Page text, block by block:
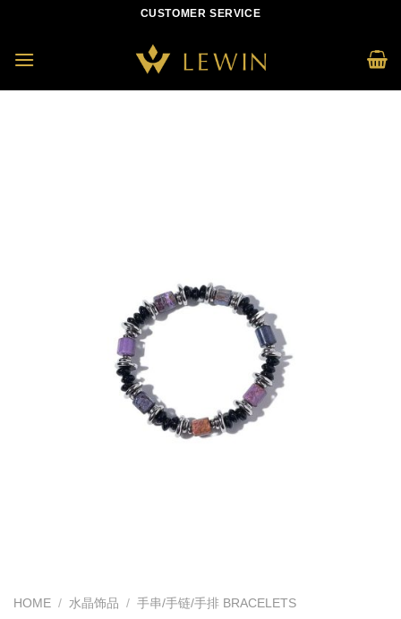
content
CUSTOMER SERVICE
HOME / 水晶饰品 / 手串/手链/手排 BRACELETS